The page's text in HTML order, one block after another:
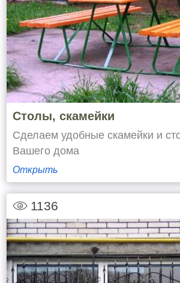
Столы, скамейки
Сделаем удобные скамейки и
Вашего дома
Открыть
1136